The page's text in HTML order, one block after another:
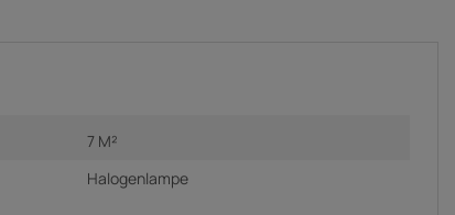
7 M²
Halogenlampe